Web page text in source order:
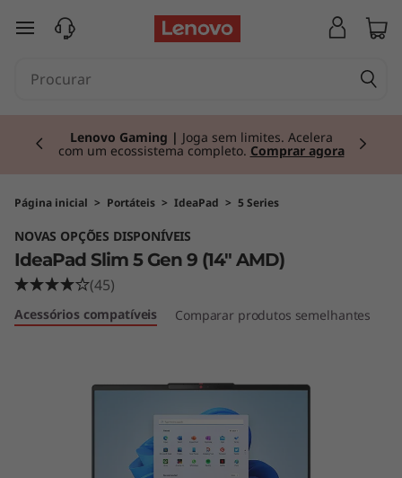
a
d
S
saltar para o conteúdo principal
Lenovo Gaming | Joga sem limites. Acelera
com um ecossistema completo. Comprar agora
Página inicial > Portáteis > IdeaPad > 5 Series
NOVAS OPÇÕES DISPONÍVEIS
IdeaPad Slim 5 Gen 9 (14" AMD)
(45)
Acessórios compatíveis Comparar produtos semelhantes